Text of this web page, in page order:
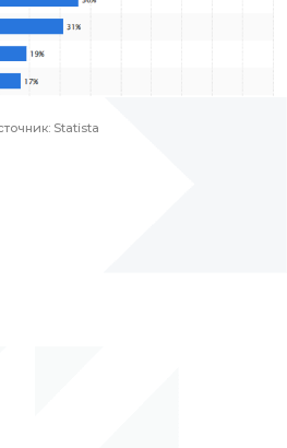
Statista